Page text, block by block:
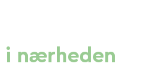
i nærheden